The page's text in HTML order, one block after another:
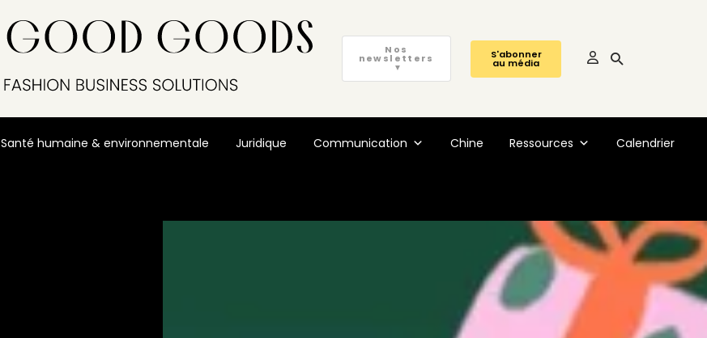
Nos
newsletters
▼
S'abonner
au média
Santé humaine & environnementale Juridique Communication Chine Ressources Calendrier